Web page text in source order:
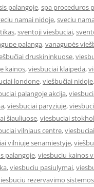
palangoje,spa proceduros
namai nidoje,sveciu
,sventoji viesbuciai,
palanga,vanagupės
druskininkuose,
kainos,viesbuciai klaipeda,
londone,viešbučiai nidoje,
palangoje akcija,
,viesbuciai paryziuje,
šiauliuose,viesbuciai
vilniaus centre,
vilniuje senamiestyje,
palangoje,viesbuciu kainos
,viesbuciu pasiulymai,
rezervavimo sistemos